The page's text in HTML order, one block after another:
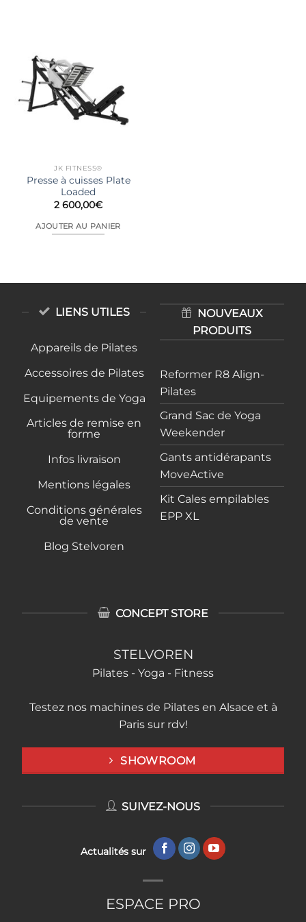
JK FITNESS®
Presse à cuisses Plate
Loaded
2 600,00€
AJOUTER AU PANIER
LIENS UTILES
Appareils de Pilates
Accessoires de Pilates
Equipements de Yoga
Articles de remise en
forme
Infos livraison
Mentions légales
Conditions générales
de vente
Blog Stelvoren
NOUVEAUX
PRODUITS
Reformer R8 Align-
Pilates
Grand Sac de Yoga
Weekender
Gants antidérapants
MoveActive
Kit Cales empilables
EPP XL
CONCEPT STORE
STELVOREN
Pilates - Yoga - Fitness
Testez nos machines de Pilates en Alsace et à
Paris sur rdv!
SHOWROOM
SUIVEZ-NOUS
Actualités sur
ESPACE PRO